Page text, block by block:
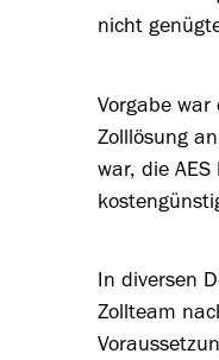
nicht
Vorgabe
Zolllösung
war, die
In diversen
Zollteam